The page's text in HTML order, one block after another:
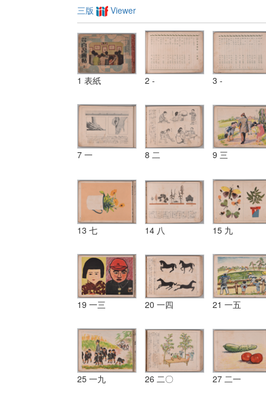
三版 Viewer
1 表紙 2 - 3 -
7 一 8 二 9 三
13 七 14 八 15 九
19 一三 20 一四 21 一五
25 一九 26 二〇 27 二一